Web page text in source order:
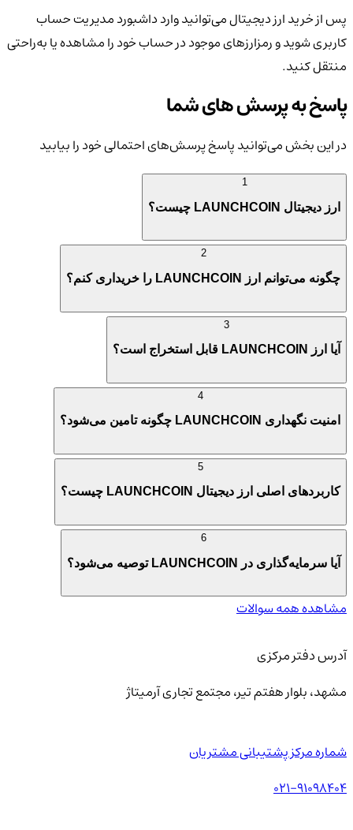
پس از خرید ارز دیجیتال می‌توانید وارد داشبورد مدیریت حساب
کاربری شوید و رمزارزهای موجود در حساب خود را مشاهده یا به‌راحتی
منتقل کنید.
پاسخ به پرسش های شما
در این بخش می‌توانید پاسخ پرسش‌های احتمالی خود را بیابید
ارز دیجیتال LAUNCHCOIN چیست؟
چگونه می‌توانم ارز LAUNCHCOIN را خریداری کنم؟
آیا ارز LAUNCHCOIN قابل استخراج است؟
امنیت نگهداری LAUNCHCOIN چگونه تامین می‌شود؟
کاربردهای اصلی ارز دیجیتال LAUNCHCOIN چیست؟
آیا سرمایه‌گذاری در LAUNCHCOIN توصیه می‌شود؟
مشاهده همه سوالات
آدرس دفتر مرکزی
مشهد، بلوار هفتم تیر، مجتمع تجاری آرمیتاژ
شماره مرکز پشتیبانی مشتریان
021-91098404